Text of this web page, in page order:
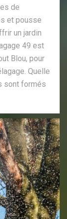
de
et pousse
un jardin
49 est
Blou, pour
Quelle
sont formés